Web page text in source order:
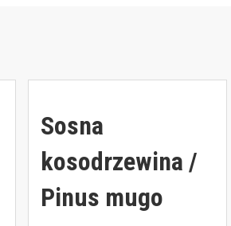
Sosna
kosodrzewina /
Pinus mugo